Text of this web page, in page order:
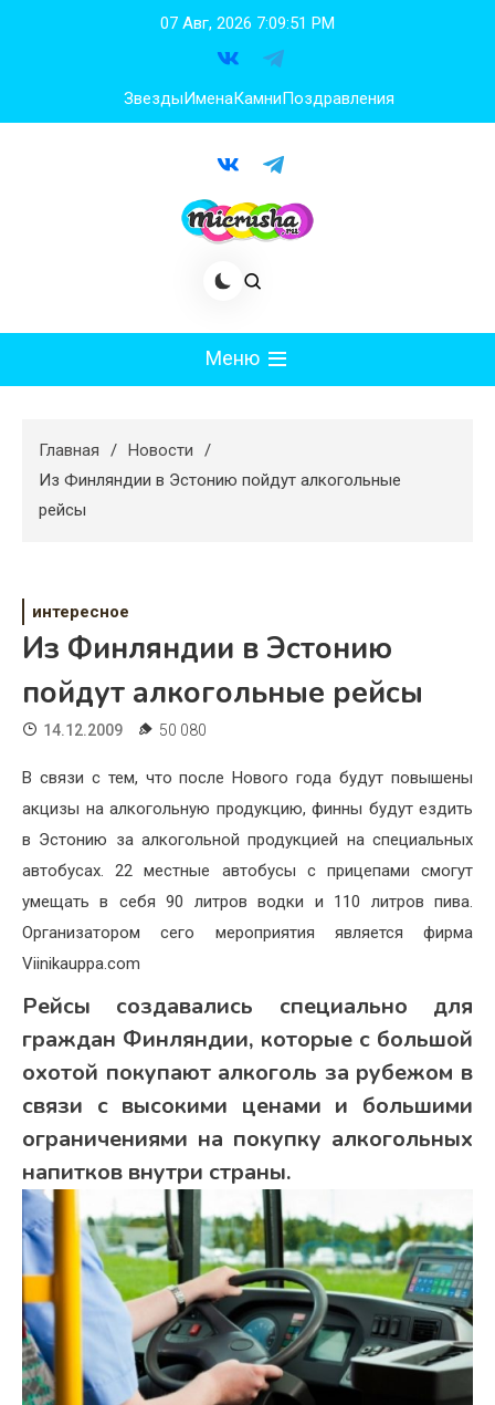
07 Авг, 2026 7:09:52 PM
ЗвездыИменаКамниПоздравления
Меню
Худеем
Психология
Дом
Жизнь
Хобби
Красота
Недвижимость
Главная
Новости
Из Финляндии в Эстонию пойдут алкогольные
рейсы
интересное
Из Финляндии в Эстонию
пойдут алкогольные рейсы
14.12.2009 50 080
В связи с тем, что после Нового года будут повышены
акцизы на алкогольную продукцию, финны будут ездить
в Эстонию за алкогольной продукцией на специальных
автобусах. 22 местные автобусы с прицепами смогут
умещать в себя 90 литров водки и 110 литров пива.
Организатором сего мероприятия является фирма
Viinikauppa.com
Рейсы создавались специально для
граждан Финляндии, которые с большой
охотой покупают алкоголь за рубежом в
связи с высокими ценами и большими
ограничениями на покупку алкогольных
напитков внутри страны.